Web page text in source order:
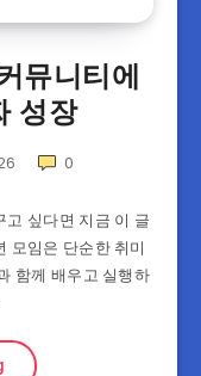
뮤니티에
성장
0
싶다면 지금 이 글
모임은 단순한 취미
함께 배우고 실행하